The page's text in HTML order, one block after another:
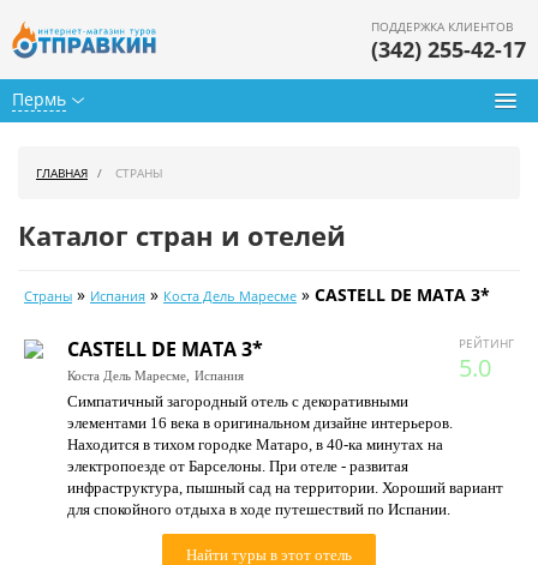
Пермь
ПОДДЕРЖКА КЛИЕНТОВ
(342) 255-42-17
Календарь туров
Цены дня
Страны
Как купить
О нас
ГЛАВНАЯ СТРАНЫ
Каталог стран и отелей
Страны » Испания » Коста Дель Маресме » CASTELL DE MATA 3*
РЕЙТИНГ
5.0
CASTELL DE MATA 3*
Коста Дель Маресме, Испания
Симпатичный загородный отель с декоративными
элементами 16 века в оригинальном дизайне интерьеров.
Находится в тихом городке Матаро, в 40-ка минутах на
электропоезде от Барселоны. При отеле - развитая
инфраструктура, пышный сад на территории. Хороший вариант
для спокойного отдыха в ходе путешествий по Испании.
Найти туры в этот отель